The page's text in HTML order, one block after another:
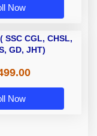
Now
SSC CGL, CHSL,
GD, JHT)
Now